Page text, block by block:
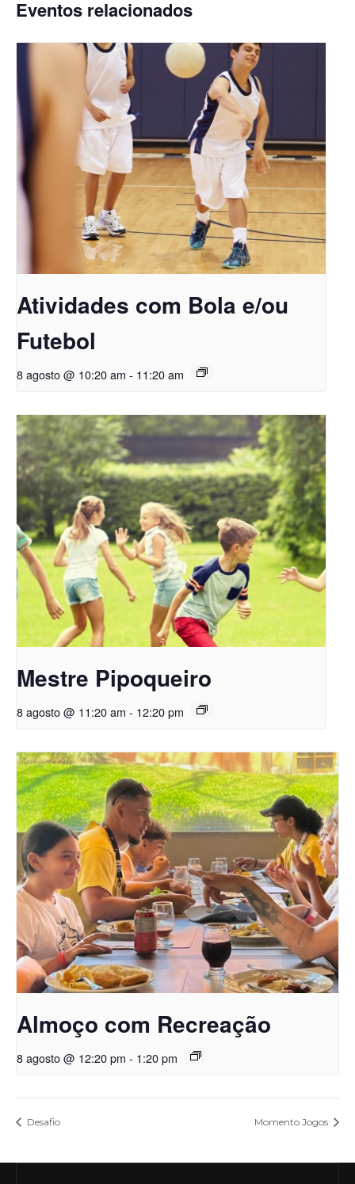
Eventos relacionados
Atividades com Bola e/ou
Futebol
8 agosto @ 10:20 am - 11:20 am
Mestre Pipoqueiro
8 agosto @ 11:20 am - 12:20 pm
Almoço com Recreação
8 agosto @ 12:20 pm - 1:20 pm
Desafio Momento Jogos